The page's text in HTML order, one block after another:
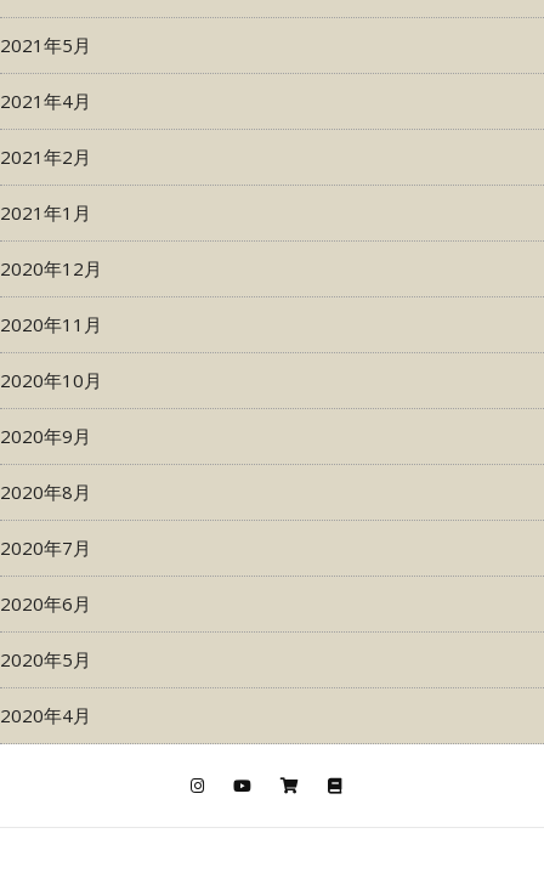
2021年5月
2021年4月
2021年2月
2021年1月
2020年12月
2020年11月
2020年10月
2020年9月
2020年8月
2020年7月
2020年6月
2020年5月
2020年4月